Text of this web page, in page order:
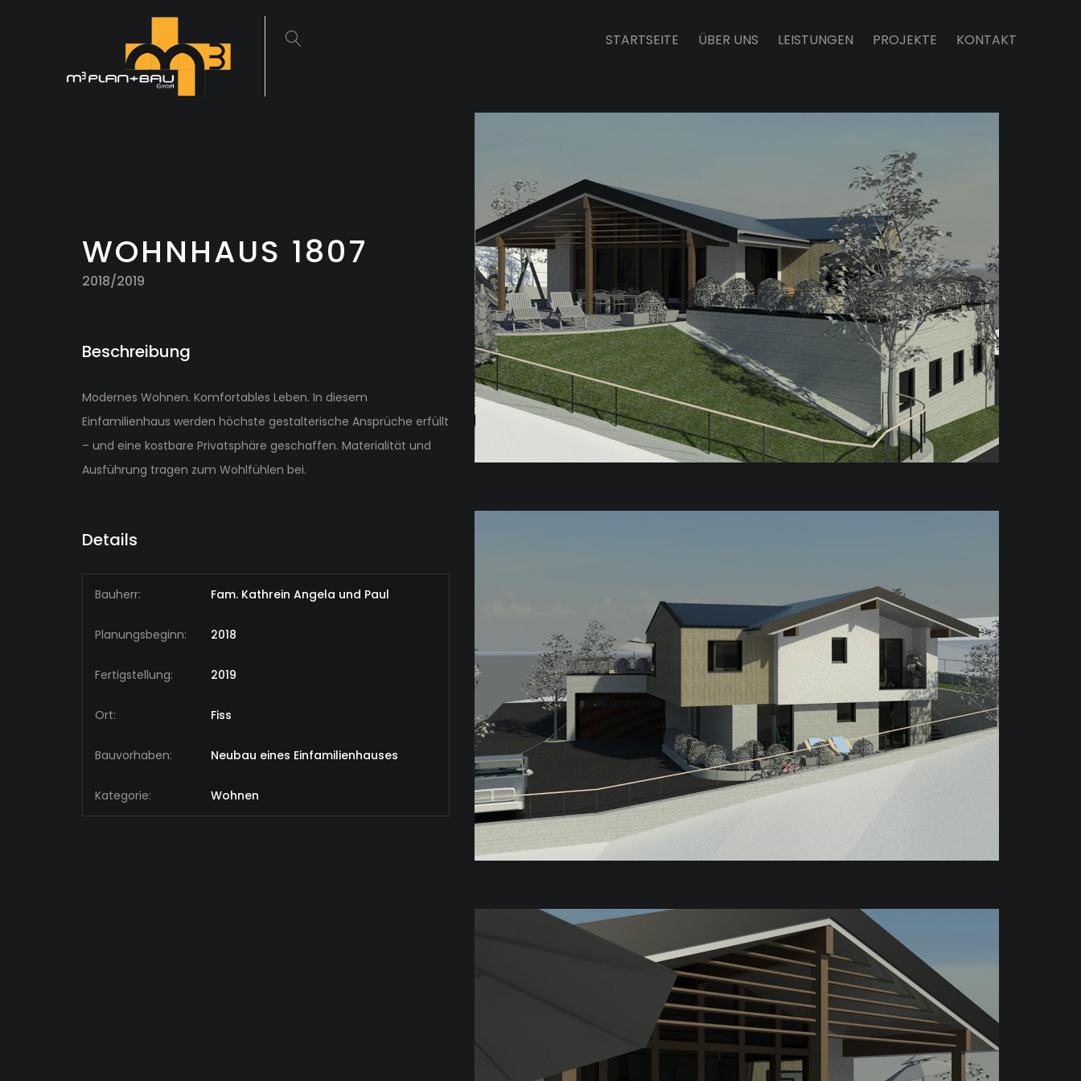
STARTSEITE ÜBER UNS LEISTUNGEN PROJEKTE KONTAKT
WOHNHAUS 1807
2018/2019
Beschreibung
Modernes Wohnen. Komfortables Leben. In diesem
Einfamilienhaus werden höchste gestalterische Ansprüche erfüllt
– und eine kostbare Privatsphäre geschaffen. Materialität und
Ausführung tragen zum Wohlfühlen bei.
Details
Bauherr: Fam. Kathrein Angela und Paul
Planungsbeginn: 2018
Fertigstellung: 2019
Ort: Fiss
Bauvorhaben: Neubau eines Einfamilienhauses
Kategorie: Wohnen